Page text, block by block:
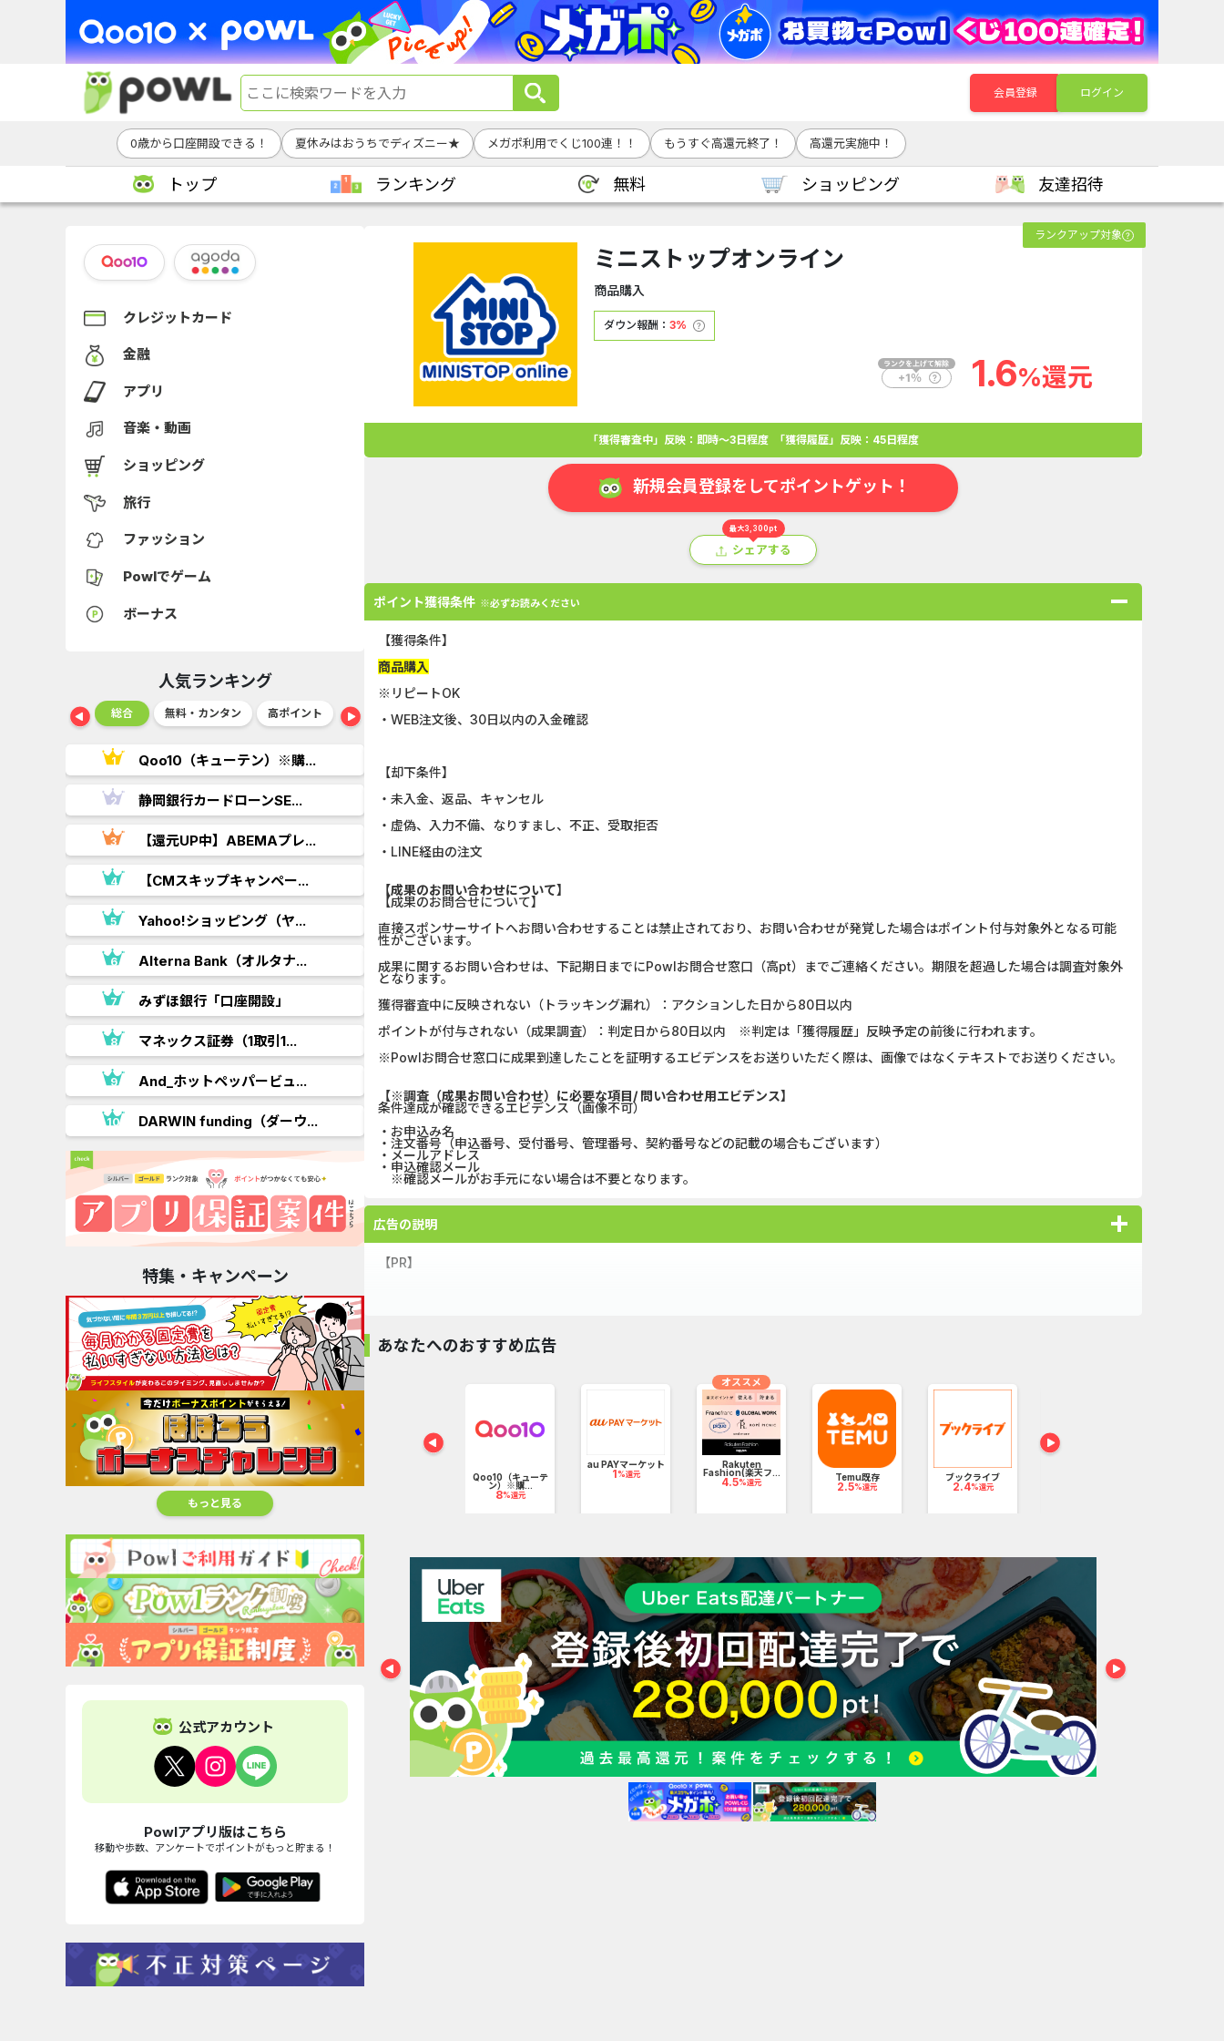
会員登録 ログイン
0歳から口座開設できる！ 夏休みはおうちでディズニー★ メガポ利用でくじ100連！！ もうすぐ高還元終了！ 高還元実施中！
トップ ランキング 無料 ショッピング 友達招待
クレジットカード
金融
アプリ
音楽・動画
ショッピング
旅行
ファッション
Powlでゲーム
ボーナス
人気ランキング
ショッピング 総合 無料・カンタン 高ポイント ゲーム アプリ クレジットカード 金融
Qoo10（キューテン）※購...
静岡銀行カードローンSE...
【還元UP中】ABEMAプレ...
【CMスキップキャンペー...
Yahoo!ショッピング（ヤ...
Alterna Bank（オルタナ...
みずほ銀行「口座開設」
マネックス証券（1取引1...
And_ホットペッパービュ...
DARWIN funding（ダーウ...
Double Number Merging...
DOOR賃貸
グリーン・ワークホース...
【Ipsos iSay】アンケー...
Wood Block Jam（レベル...
Nielsen（ニールセン）...
ナンプレ - クラシック...
みずほ銀行「口座開設」
マネックス証券（1取引1...
DARWIN funding（ダーウ...
【リピートOK】みずほ銀...
And_ロードモバイル_SUR...
Berry Factory Tycoon（...
特集・キャンペーン
もっと見る
公式アカウント
Powlアプリ版はこちら
移動や歩数、アンケートでポイントがもっと貯まる！
ランクアップ対象
ミニストップオンライン
商品購入
ダウン報酬： 3%
1.6%還元
「獲得審査中」反映：即時～3日程度 「獲得履歴」反映：45日程度
新規会員登録をしてポイントゲット！
最大3,300pt
シェアする
ポイント獲得条件 ※必ずお読みください
【獲得条件】
商品購入
※リピートOK
・WEB注文後、30日以内の入金確認
【却下条件】
・未入金、返品、キャンセル
・虚偽、入力不備、なりすまし、不正、受取拒否
・LINE経由の注文
【成果のお問い合わせについて】
【成果のお問合せについて】
直接スポンサーサイトへお問い合わせすることは禁止されており、お問い合わせが発覚した場合はポイント付与対象外となる可能
性がございます。
成果に関するお問い合わせは、下記期日までにPowlお問合せ窓口（高pt）までご連絡ください。期限を超過した場合は調査対象外
となります。
獲得審査中に反映されない（トラッキング漏れ）：アクションした日から80日以内
ポイントが付与されない（成果調査）：判定日から80日以内 ※判定は「獲得履歴」反映予定の前後に行われます。
※Powlお問合せ窓口に成果到達したことを証明するエビデンスをお送りいただく際は、画像ではなくテキストでお送りください。
【※調査（成果お問い合わせ）に必要な項目/ 問い合わせ用エビデンス】
条件達成が確認できるエビデンス（画像不可）
・お申込み名
・注文番号（申込番号、受付番号、管理番号、契約番号などの記載の場合もございます）
・メールアドレス
・申込確認メール
※確認メールがお手元にない場合は不要となります。
広告の説明
【PR】
ミニストップで人気のクランキーチキンやXフライドポテトを冷凍でご自宅にお届け可能
・訳あり商品（賞味期限が近いものや、規格違いの商品）がおトク
・飲料やお酒も送料無料でお得なケース販売あり
・店頭でお受け取りいただけるミニストップ限定の商品
・母の日、父の日、お中元、お歳暮などギフト商品も取り扱いあり
あなたへのおすすめ広告
100,000pt
【新規購入用】
Shoplist
13%還元
ラブレタブレット
2,880pt Qoo10（キューテ
ン）※購...
8%還元
au PAYマーケット
1%還元
Rakuten
Fashion(楽天フ...
4.5%還元
オススメ
Temu既存
2.5%還元
ブックライブ
2.4%還元